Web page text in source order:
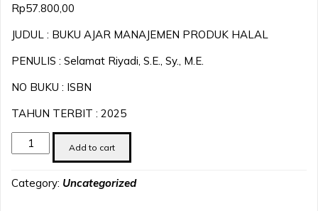
Rp57.800,00
JUDUL : BUKU AJAR MANAJEMEN PRODUK HALAL
PENULIS : Selamat Riyadi, S.E., Sy., M.E.
NO BUKU : ISBN
TAHUN TERBIT : 2025
BUKU
AJAR
PRODUK
Add to cart
Category: Uncategorized